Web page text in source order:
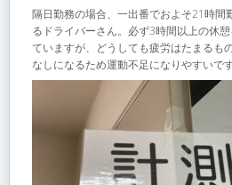
隔日勤務の場合、一出番でおよそ21時間
るドライバーさん。必ず3時間以上の休
ていますが、どうしても疲労はたまるも
なしになるため運動不足になりやすいです